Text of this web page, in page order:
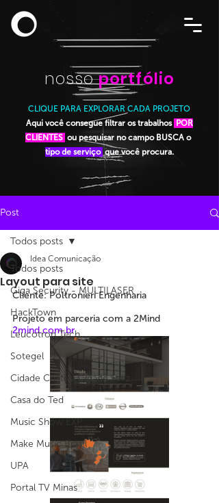
nossoportfólio
CLIQUE PARA EXPLORAR CADA PROJETO
Aqui você consegue filtrar os trabalhos POR
CLIENTES ou pesquisar no campo BUSCA o
tipo de serviço que você procura.
Post
Todos posts
Giga Security - MULTILASER
HackTown
Leucotron Tech
Sotegel
Cidade Criativa Cidade Feliz
Casa do Ted
Music Show EXP
Make Music Brasil
UPA
Portal TV Minas
Todos posts
Layout para site
Idea Comunicação
Cliente: Poltronieri Engenharia
Projeto em parceria com a 2Mind
2mind.com.br